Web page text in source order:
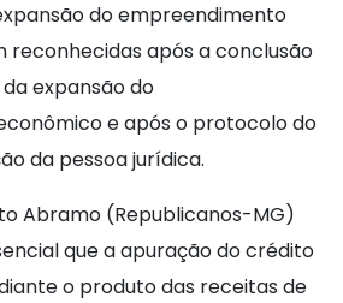
do empreendimento
reconhecidas após a conclusão
expansão do
e após o protocolo do
da pessoa jurídica.
Abramo (Republicanos-MG)
que a apuração do crédito
o produto das receitas de